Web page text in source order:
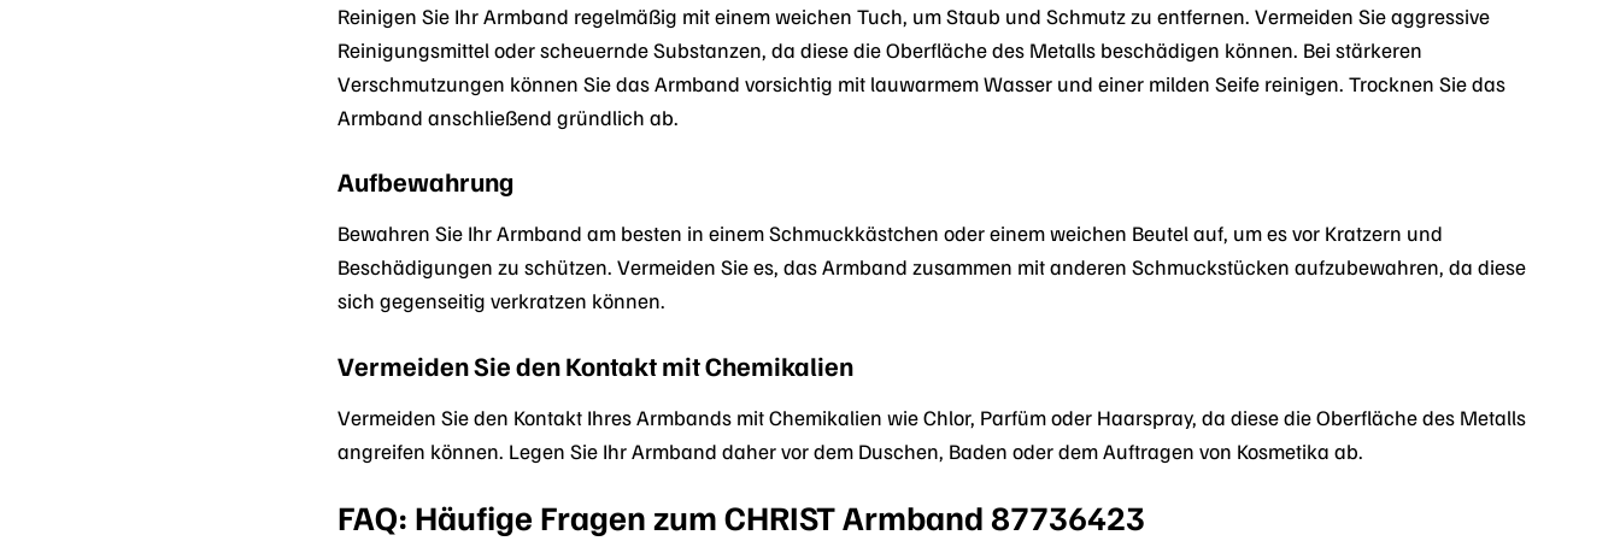
Reinigen Sie Ihr Armband regelmäßig mit einem weichen Tuch, um Staub und Schmutz zu entfernen. Vermeiden Sie aggressive
Reinigungsmittel oder scheuernde Substanzen, da diese die Oberfläche des Metalls beschädigen können. Bei stärkeren
Verschmutzungen können Sie das Armband vorsichtig mit lauwarmem Wasser und einer milden Seife reinigen. Trocknen Sie das
Armband anschließend gründlich ab.
Aufbewahrung
Bewahren Sie Ihr Armband am besten in einem Schmuckkästchen oder einem weichen Beutel auf, um es vor Kratzern und
Beschädigungen zu schützen. Vermeiden Sie es, das Armband zusammen mit anderen Schmuckstücken aufzubewahren, da diese
sich gegenseitig verkratzen können.
Vermeiden Sie den Kontakt mit Chemikalien
Vermeiden Sie den Kontakt Ihres Armbands mit Chemikalien wie Chlor, Parfüm oder Haarspray, da diese die Oberfläche des Metalls
angreifen können. Legen Sie Ihr Armband daher vor dem Duschen, Baden oder dem Auftragen von Kosmetika ab.
FAQ: Häufige Fragen zum CHRIST Armband 87736423